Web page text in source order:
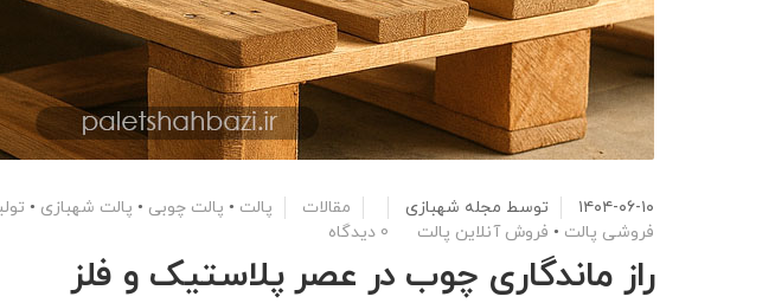
۱۴۰۴-۰۶-۱۰ توسط مجله شهبازی مقالات پالت • پالت چوبی • پالت شهبازی •
فروشی پالت • فروش آنلاین پالت 0 دیدگاه
راز ماندگاری چوب در عصر پلاستیک و فلز